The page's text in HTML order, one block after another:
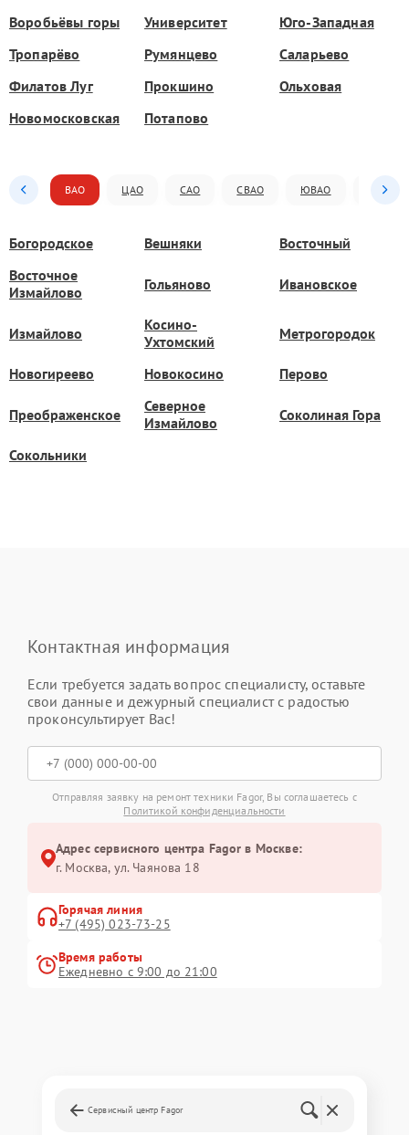
Воробьёвы горы Университет
Юго-Западная
Тропарёво
Румянцево
Саларьево
Филатов Луг
Прокшино
Ольховая
Новомосковская
Потапово
ВАО ЦАО САО СВАО ЮВАО ЮАО
Богородское Вешняки
Восточный
Восточное
Измайлово
Гольяново Ивановское
Измайлово
Косино-
Ухтомский
Метрогородок
Новогиреево Новокосино Перово
Преображенское
Северное
Измайлово
Соколиная Гора
Сокольники
Контактная информация
Если требуется задать вопрос специалисту, оставьте
свои данные и дежурный специалист с радостью
проконсультирует Вас!
Отправляя заявку на ремонт техники Fagor, Вы соглашаетесь с
Политикой конфиденциальности
Адрес сервисного центра Fagor в Москве:
г. Москва, ул. Чаянова 18
Горячая линия
+7 (495) 023-73-25
Время работы
Ежедневно с 9:00 до 21:00
Сервисный центр Fagor